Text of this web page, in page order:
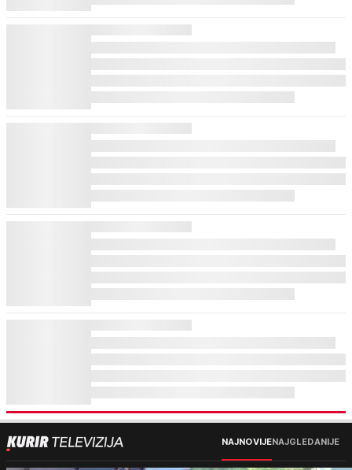
NAJNOVIJENAJGLEDANIJE